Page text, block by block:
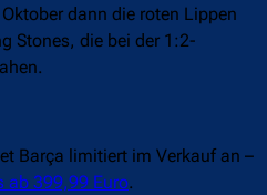
dann die roten Lippen
Stones, die bei der 1:2-
Barça limitiert im Verkauf an –
ab 399,99 Euro.